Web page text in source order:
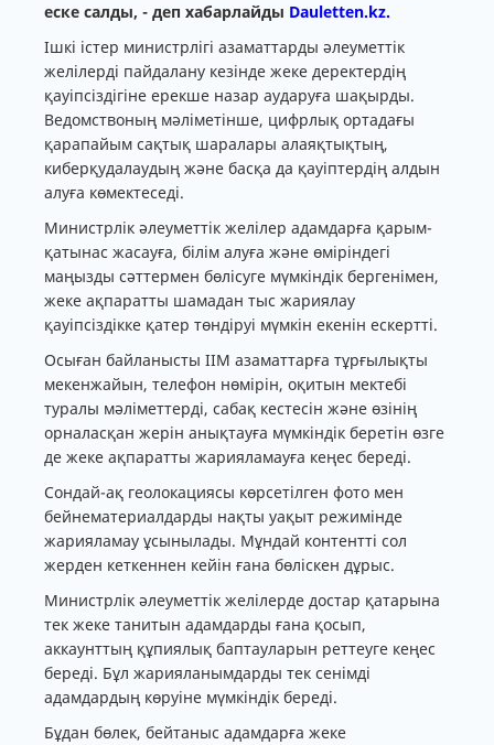
еске салды, - деп хабарлайды Dauletten.kz.
Ішкі істер министрлігі азаматтарды әлеуметтік
желілерді пайдалану кезінде жеке деректердің
қауіпсіздігіне ерекше назар аударуға шақырды.
Ведомствоның мәліметінше, цифрлық ортадағы
қарапайым сақтық шаралары алаяқтықтың,
киберқудалаудың және басқа да қауіптердің алдын
алуға көмектеседі.
Министрлік әлеуметтік желілер адамдарға қарым-
қатынас жасауға, білім алуға және өміріндегі
маңызды сәттермен бөлісуге мүмкіндік бергенімен,
жеке ақпаратты шамадан тыс жариялау
қауіпсіздікке қатер төндіруі мүмкін екенін ескертті.
Осыған байланысты ІІМ азаматтарға тұрғылықты
мекенжайын, телефон нөмірін, оқитын мектебі
туралы мәліметтерді, сабақ кестесін және өзінің
орналасқан жерін анықтауға мүмкіндік беретін өзге
де жеке ақпаратты жарияламауға кеңес береді.
Сондай-ақ геолокациясы көрсетілген фото мен
бейнематериалдарды нақты уақыт режимінде
жарияламау ұсынылады. Мұндай контентті сол
жерден кеткеннен кейін ғана бөліскен дұрыс.
Министрлік әлеуметтік желілерде достар қатарына
тек жеке танитын адамдарды ғана қосып,
аккаунттың құпиялық баптауларын реттеуге кеңес
береді. Бұл жарияланымдарды тек сенімді
адамдардың көруіне мүмкіндік береді.
Бұдан бөлек, бейтаныс адамдарға жеке